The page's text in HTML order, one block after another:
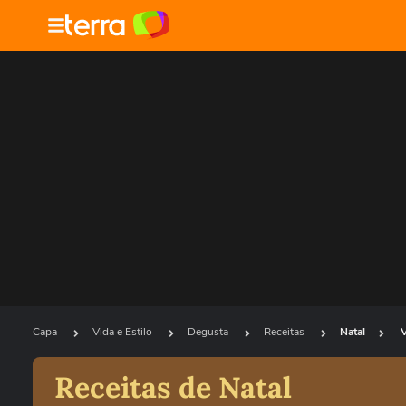
Capa Vida e Estilo Degusta Receitas Natal
Receitas de Natal